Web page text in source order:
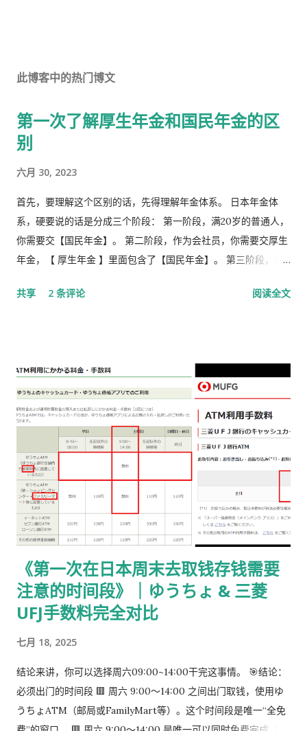
此博客中的热门博文
第一次了解厚生年金和国民年金的区
别
六月 30, 2023
首先，要理解这个区别的话，先得理解年金体系。 日本年金体
系，硬要说的话是分成三个阶段： 第一阶段，满20岁的普通人，
你需要交【国民年金】。 第二阶段，作为会社员，你需要交厚生
年金，【 厚生年金 】里面包含了【国民年金】。 第三阶段，究
槽的。 第1号被保险者：20岁以上60岁未满农业者，自营业者，
共享 2 条评论 阅读全文
《第一次在日本周末去取钱存钱需要
注意的时间段》｜ゆうちょ & 三菱
UFJ手数料完全对比
七月 18, 2025
结论来讲，你可以选择周六09:00~14:00干完这事情。 🎯结论：
必须出门的时间段 🟥 周六 9:00～14:00 之间出门取钱，使用ゆ
うちょATM（邮局或FamilyMart等）。这个时间段是唯一“全免